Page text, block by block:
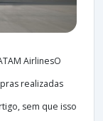
AirlinesO
realizadas
sem que isso